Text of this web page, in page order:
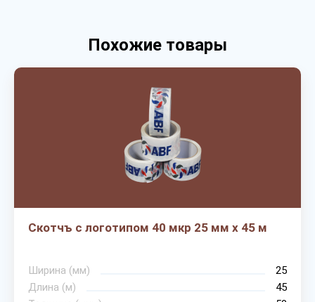
Похожие товары
Скотчъ с логотипом 40 мкр 25 мм х 45 м
Ширина (мм)
25
Длина (м)
45